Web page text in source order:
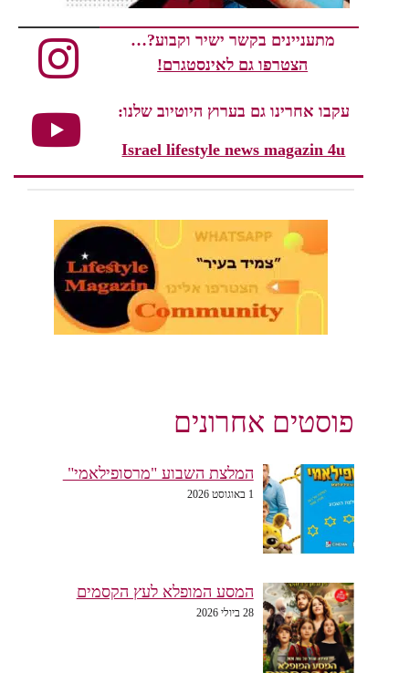
מתעניינים בקשר ישיר וקבוע?…
הצטרפו גם לאינסטגרם!
עקבו אחרינו גם בערוץ היוטיוב שלנו:
Israel lifestyle news magazin 4u
פוסטים אחרונים
המלצת השבוע "מרסופילאמי"
1 באוגוסט 2026
המסע המופלא לעץ הקסמים
28 ביולי 2026